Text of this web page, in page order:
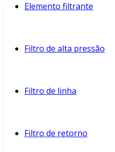
Elemento filtrante
Filtro de alta pressão
Filtro de linha
Filtro de retorno